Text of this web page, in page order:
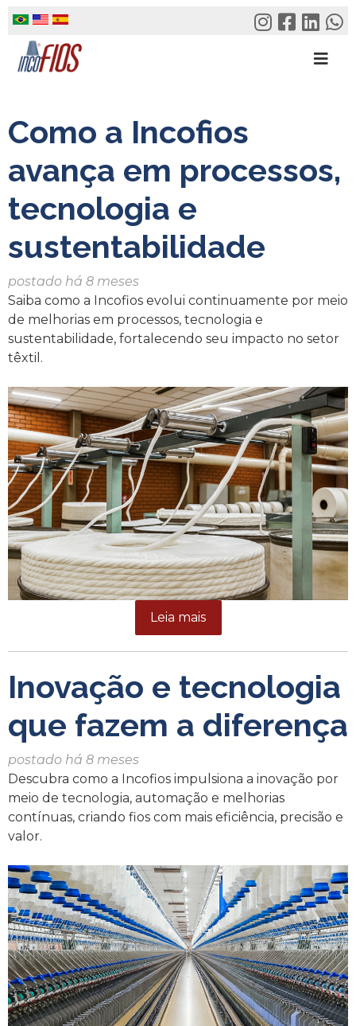
content
Como a Incofios
avança em processos,
tecnologia e
sustentabilidade
postado há 8 meses
Saiba como a Incofios evolui continuamente por meio
de melhorias em processos, tecnologia e
sustentabilidade, fortalecendo seu impacto no setor
têxtil.
Leia mais
Inovação e tecnologia
que fazem a diferença
postado há 8 meses
Descubra como a Incofios impulsiona a inovação por
meio de tecnologia, automação e melhorias
contínuas, criando fios com mais eficiência, precisão e
valor.